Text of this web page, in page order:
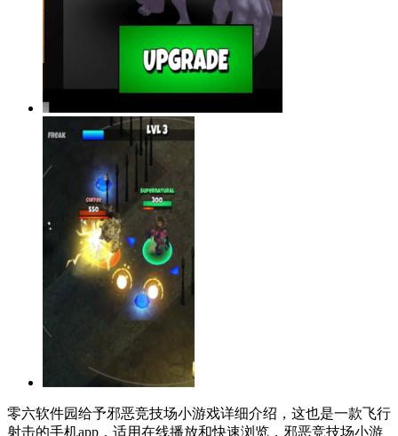
零六软件园给予邪恶竞技场小游戏详细介绍，这也是一款飞行
射击的手机app，适用在线播放和快速浏览，邪恶竞技场小游